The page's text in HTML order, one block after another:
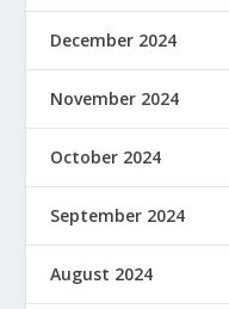
December 2024
November 2024
October 2024
September 2024
August 2024